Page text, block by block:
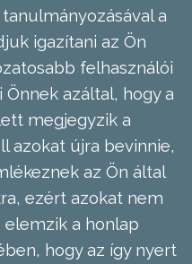
a
igazítani az Ön
felhasználói
azáltal, hogy a
megjegyzik a
azokat újra bevinnie,
az Ön által
ezért azokat nem
a honlap
hogy az így nyert